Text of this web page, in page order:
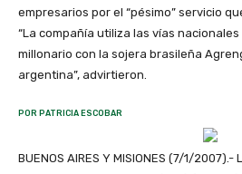
empresarios por el “pésimo” servicio
“La compañía utiliza las vías
millonario con la sojera brasileña
argentina”, advirtieron.
POR PATRICIA ESCOBAR
BUENOS AIRES Y MISIONES (7/1/